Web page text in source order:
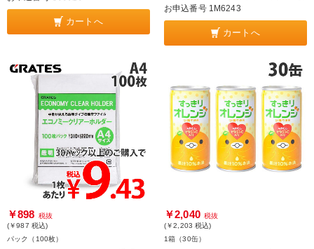
カートへ
お申込番号 1M6243
カートへ
￥898 税抜
(￥987 税込)
パック（100枚）
￥2,040 税抜
(￥2,203 税込)
1箱（30缶）